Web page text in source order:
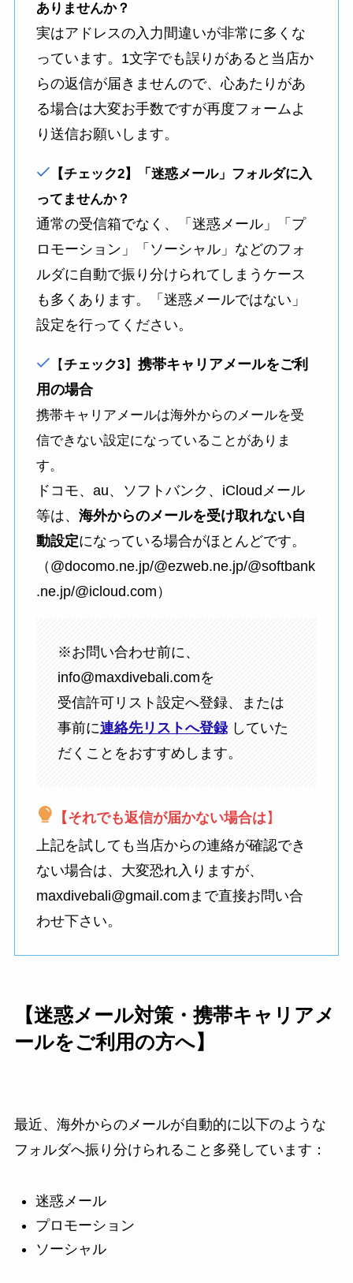
ありませんか？
実はアドレスの入力間違いが非常に多くな
っています。1文字でも誤りがあると当店か
らの返信が届きませんので、心あたりがあ
る場合は大変お手数ですが再度フォームよ
り送信お願いします。
【チェック2】「迷惑メール」フォルダに入
ってませんか？
通常の受信箱でなく、「迷惑メール」「プ
ロモーション」「ソーシャル」などのフォ
ルダに自動で振り分けられてしまうケース
も多くあります。「迷惑メールではない」
設定を行ってください。
【チェック3】 携帯キャリアメールをご利
用の場合
携帯キャリアメールは海外からのメールを受
信できない設定になっていることがありま
す。
ドコモ、au、ソフトバンク、iCloudメール
等は、 海外からのメールを受け取れない自
動設定になっている場合がほとんどです。
（@docomo.ne.jp/@ezweb.ne.jp/@softbank
.ne.jp/@icloud.com）
※お問い合わせ前に、
info@maxdivebali.comを
受信許可リスト設定へ登録、または
事前に連絡先リストへ登録していた
だくことをおすすめします。
【それでも返信が届かない場合は 】
上記を試しても当店からの連絡が確認でき
ない場合は、大変恐れ入りますが、
maxdivebali@gmail.comまで直接お問い合
わせ下さい。
【迷惑メール対策・携帯キャリアメ
ールをご利用の方へ】
最近、海外からのメールが自動的に以下のような
フォルダへ振り分けられること多発しています：
迷惑メール
プロモーション
ソーシャル